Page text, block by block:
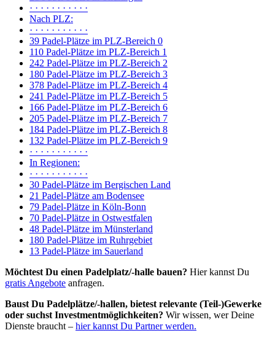
· · · · · · · · · · ·
Nach PLZ:
· · · · · · · · · · ·
39 Padel-Plätze im PLZ-Bereich 0
110 Padel-Plätze im PLZ-Bereich 1
242 Padel-Plätze im PLZ-Bereich 2
180 Padel-Plätze im PLZ-Bereich 3
378 Padel-Plätze im PLZ-Bereich 4
241 Padel-Plätze im PLZ-Bereich 5
166 Padel-Plätze im PLZ-Bereich 6
205 Padel-Plätze im PLZ-Bereich 7
184 Padel-Plätze im PLZ-Bereich 8
132 Padel-Plätze im PLZ-Bereich 9
· · · · · · · · · · ·
In Regionen:
· · · · · · · · · · ·
30 Padel-Plätze im Bergischen Land
21 Padel-Plätze am Bodensee
79 Padel-Plätze in Köln-Bonn
70 Padel-Plätze in Ostwestfalen
48 Padel-Plätze im Münsterland
180 Padel-Plätze im Ruhrgebiet
13 Padel-Plätze im Sauerland
Möchtest Du einen Padelplatz/-halle bauen? Hier kannst Du
gratis Angebote anfragen.
Baust Du Padel­plätze/-hallen, bietest relevante (Teil-)Gewerke
oder suchst In­vest­ment­möglich­keiten? Wir wissen, wer Deine
Dienste braucht – hier kannst Du Partner werden.